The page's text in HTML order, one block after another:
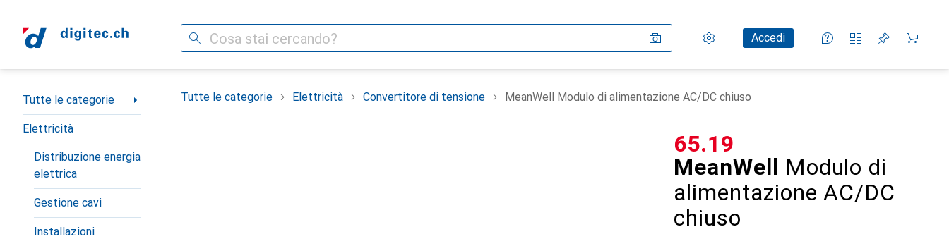
Cerca Impostazioni
Conto clienteAccedi
Liste di confronto
Liste dei desideri
Carrello
Categoria Navigazione
Tutte le categorie
Elettricità
Distribuzione energia
elettrica
Gestione cavi
Installazioni
Tutte le categorie Elettricità Convertitore di tensione MeanWell Modulo di alimentazione AC/DC chiuso
MeanWell Modulo di
alimentazione AC/DC
chiuso
CHF
65.19